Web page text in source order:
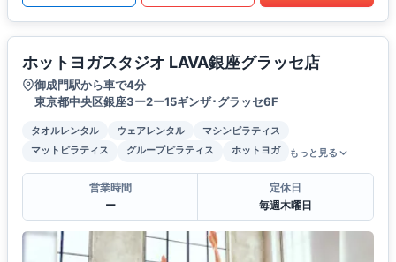
ホットヨガスタジオ LAVA銀座グラッセ店
御成門駅から車で4分
東京都中央区銀座3ー2ー15ギンザ･グラッセ6F
タオルレンタル ウェアレンタル
マシンピラティス
マットピラティス
グループピラティス ホットヨガ もっと見る
営業時間
ー
定休日
毎週木曜日